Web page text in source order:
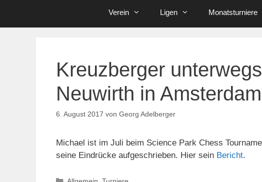
Verein Ligen Monatsturniere
Kreuzberger
Neuwirth in Amsterdam
6. August 2017 von Georg Adelberger
Michael ist im Juli beim Science Park Chess
seine Eindrücke aufgeschrieben. Hier sein Bericht.